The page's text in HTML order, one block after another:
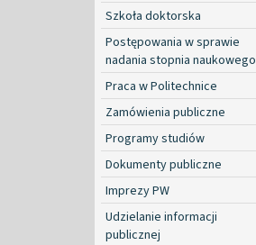
Szkoła doktorska
Postępowania w sprawie
nadania stopnia naukowego
Praca w Politechnice
Zamówienia publiczne
Programy studiów
Dokumenty publiczne
Imprezy PW
Udzielanie informacji
publicznej